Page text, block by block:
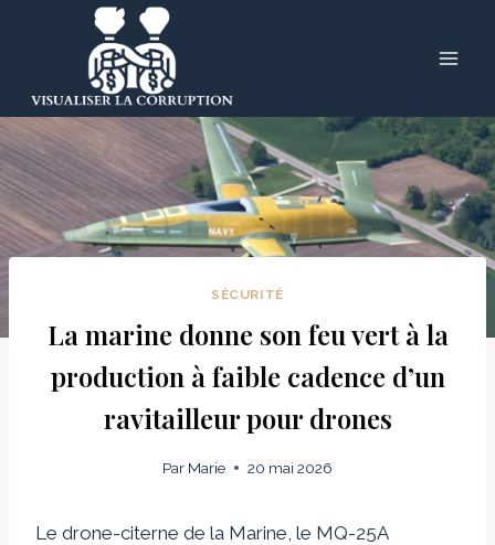
SÉCURITÉ
La marine donne son feu vert à la
production à faible cadence d’un
ravitailleur pour drones
Par Marie 20 mai 2026
Le drone-citerne de la Marine, le MQ-25A